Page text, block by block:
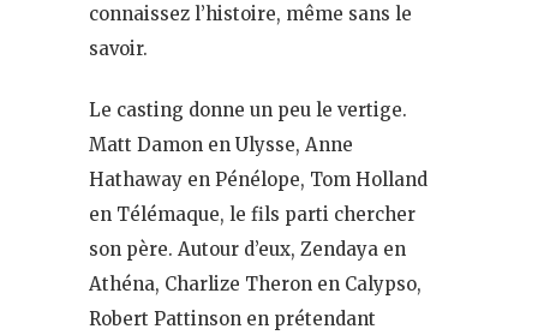
connaissez l’histoire, même sans le
savoir.
Le casting donne un peu le vertige.
Matt Damon en Ulysse, Anne
Hathaway en Pénélope, Tom Holland
en Télémaque, le fils parti chercher
son père. Autour d’eux, Zendaya en
Athéna, Charlize Theron en Calypso,
Robert Pattinson en prétendant